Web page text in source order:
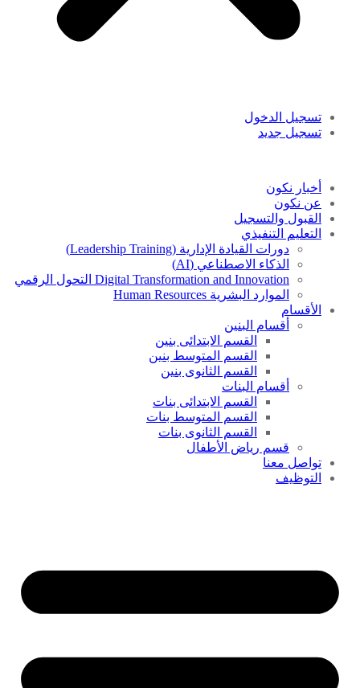
تسجيل الدخول
تسجيل جديد
أخبار نكون
عن نكون
القبول والتسجيل
التعليم التنفيذي
دورات القيادة الإدارية (Leadership Training)
الذكاء الاصطناعي (AI)
Digital Transformation and Innovation التحول الرقمي
الموارد البشرية Human Resources
الأقسام
أقسام البنين
القسم الابتدائى بنين
القسم المتوسط بنين
القسم الثانوى بنين
أقسام البنات
القسم الابتدائى بنات
القسم المتوسط بنات
القسم الثانوى بنات
قسم رياض الأطفال
تواصل معنا
التوظيف